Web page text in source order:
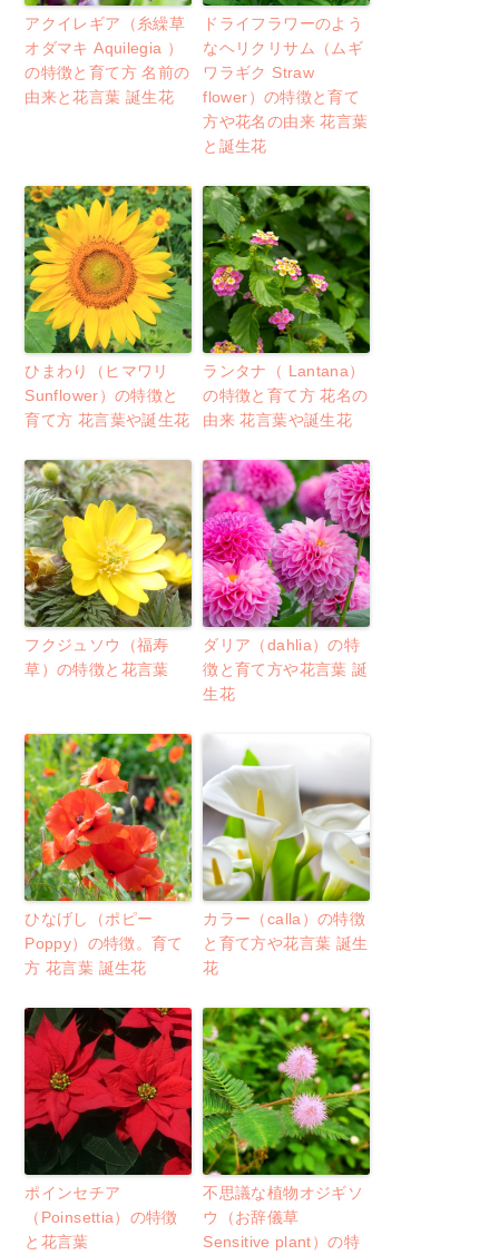
アクイレギア（糸繰草
オダマキ Aquilegia ）
の特徴と育て方 名前の
由来と花言葉 誕生花
ドライフラワーのよう
なヘリクリサム（ムギ
ワラギク Straw
flower）の特徴と育て
方や花名の由来 花言葉
と誕生花
ひまわり（ヒマワリ
Sunflower）の特徴と
育て方 花言葉や誕生花
ランタナ（ Lantana）
の特徴と育て方 花名の
由来 花言葉や誕生花
フクジュソウ（福寿
草）の特徴と花言葉
ダリア（dahlia）の特
徴と育て方や花言葉 誕
生花
ひなげし（ポピー
Poppy）の特徴。育て
方 花言葉 誕生花
カラー（calla）の特徴
と育て方や花言葉 誕生
花
ポインセチア
（Poinsettia）の特徴
と花言葉
不思議な植物オジギソ
ウ（お辞儀草
Sensitive plant）の特